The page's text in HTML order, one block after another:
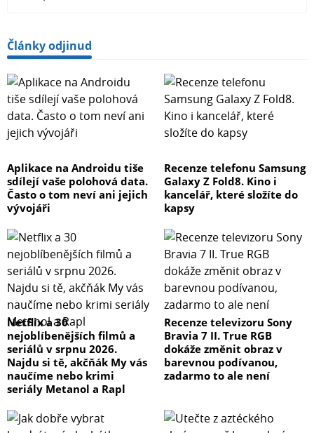
Články odjinud
Aplikace na Androidu tiše
sdílejí vaše polohová data.
Často o tom neví ani jejich
vývojáři
Recenze telefonu Samsung
Galaxy Z Fold8. Kino i
kancelář, které složíte do
kapsy
Netflix a 30
nejoblíbenějších filmů a
seriálů v srpnu 2026.
Najdu si tě, akčňák My vás
naučíme nebo krimi
seriály Metanol a Rapl
Recenze televizoru Sony
Bravia 7 II. True RGB
dokáže změnit obraz v
barevnou podívanou,
zadarmo to ale není